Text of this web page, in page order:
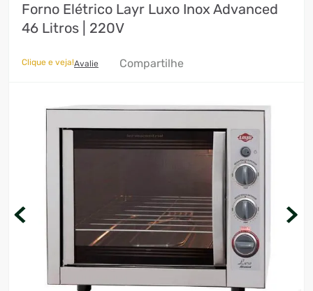
Forno Elétrico Layr Luxo Inox Advanced
46 Litros | 220V
Clique e veja!Avalie Compartilhe
2º
fogão
3º
freezer
4º
forno
soprador
cervejeira